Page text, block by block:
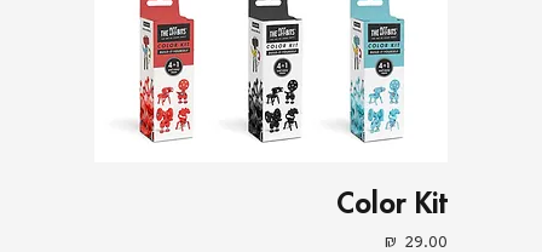
Color Kit
מחיר